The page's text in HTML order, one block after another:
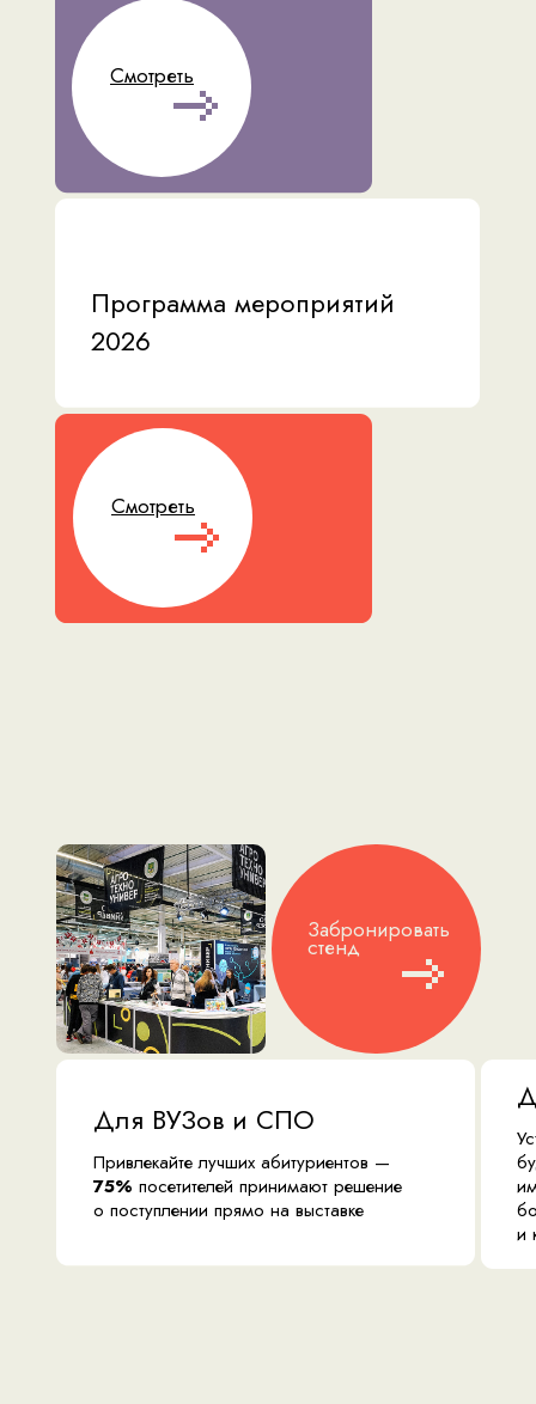
Программа мероприятий
2026
Смотреть
Смотреть
Забронировать
стенд
Для ВУЗов и СПО
Привлекайте лучших абитуриентов —
75% посетителей принимают решение
о поступлении прямо на выставке
и